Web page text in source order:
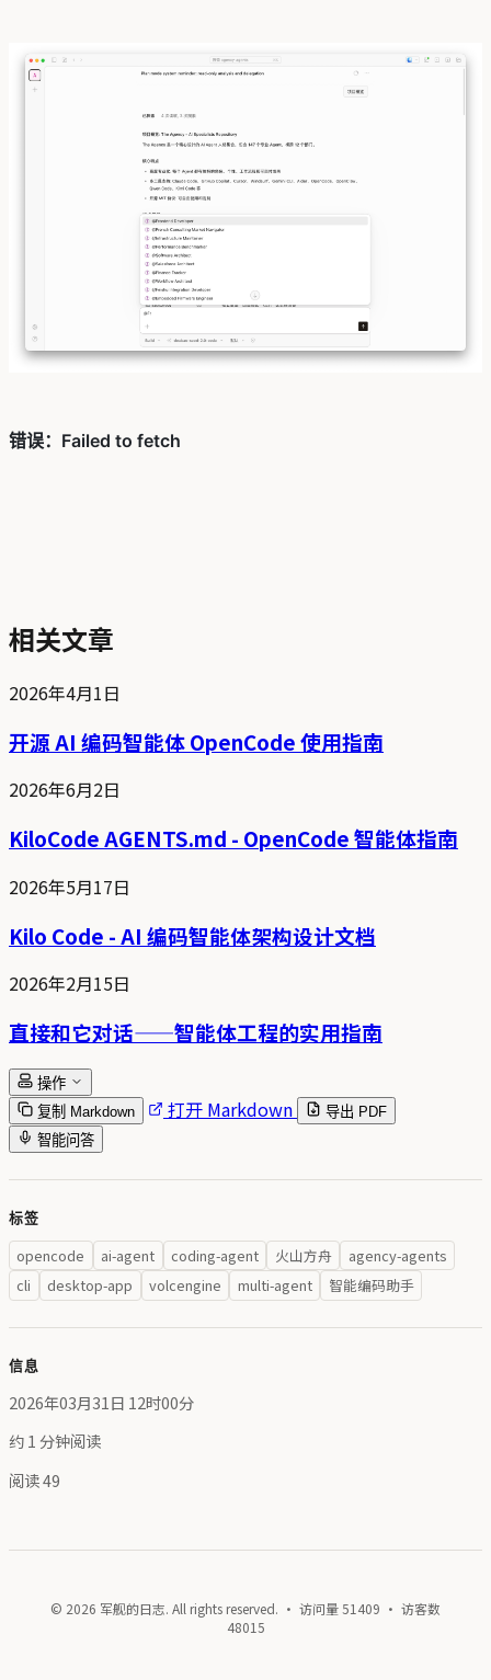
相关文章
2026年4月1日
开源 AI 编码智能体 OpenCode 使用指南
2026年6月2日
KiloCode AGENTS.md - OpenCode 智能体指南
2026年5月17日
Kilo Code - AI 编码智能体架构设计文档
2026年2月15日
直接和它对话——智能体工程的实用指南
操作
复制 Markdown
打开 Markdown
导出 PDF
智能问答
标签
opencode ai-agent coding-agent 火山方舟
agency-agents
cli
desktop-app volcengine multi-agent 智能编码助手
信息
2026年03月31日 12时00分
约 1 分钟阅读
阅读49
© 2026 军舰的日志. All rights reserved. · 访问量51409 · 访客数
48015